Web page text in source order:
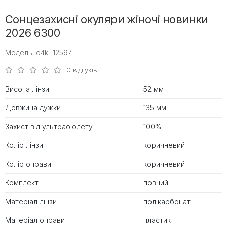
Сонцезахисні окуляри жіночі новинки
2026 6300
Модель: o4ki-12597
0 відгуків
Висота лінзи 52 мм
Довжина дужки 135 мм
Захист від ультрафіолету 100%
Колір лінзи коричневий
Колір оправи коричневий
Комплект повний
Матеріал лінзи полікарбонат
Матеріал оправи пластик